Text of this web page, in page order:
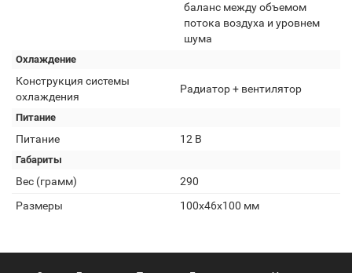
баланс между объемом
потока воздуха и уровнем
шума
Охлаждение
Конструкция системы
охлаждения
Радиатор + вентилятор
Питание
Питание 12 В
Габариты
Вес (грамм)
290
Размеры
100x46x100 мм